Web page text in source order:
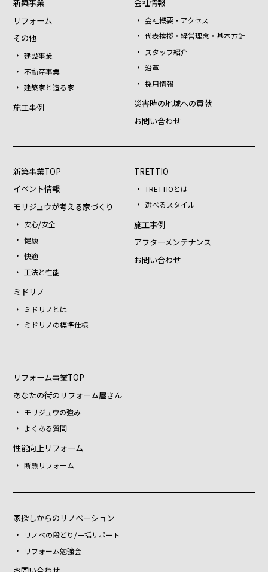
新築事業
リフォーム
その他
建設事業
不動産事業
建築家と造る家
施工事例
会社情報
会社概要・アクセス
代表挨拶・経営理念・基本方針
スタッフ紹介
沿革
採用情報
災害時の地域への貢献
お問い合わせ
新築事業TOP
イベント情報
モリジュウが考える家づくり
安心/安全
健康
快適
工法と性能
ミドリノ
ミドリノとは
ミドリノの標準仕様
TRETTIO
TRETTIOとは
選べるスタイル
施工事例
アフターメンテナンス
お問い合わせ
リフォーム事業TOP
あなたの街のリフォーム屋さん
モリジュウの強み
よくある質問
性能向上リフォーム
断熱リフォーム
家探しからのリノベーション
リノベの段どり/一括サポート
リフォーム勉強会